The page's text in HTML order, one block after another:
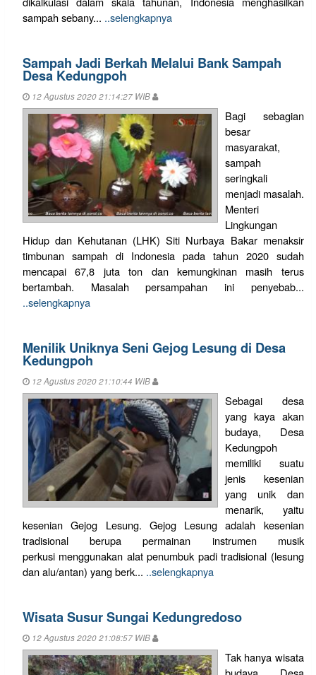
sampah sebany... ..selengkapnya
Sampah Jadi Berkah Melalui Bank Sampah
Desa Kedungpoh
12 Agustus 2020 21:14:27 WIB
Bagi sebagian
besar
masyarakat,
sampah
seringkali
menjadi masalah.
Menteri
Lingkungan
Hidup dan Kehutanan (LHK) Siti Nurbaya Bakar menaksir
timbunan sampah di Indonesia pada tahun 2020 sudah
mencapai 67,8 juta ton dan kemungkinan masih terus
bertambah. Masalah persampahan ini penyebab...
..selengkapnya
Menilik Uniknya Seni Gejog Lesung di Desa
Kedungpoh
12 Agustus 2020 21:10:44 WIB
Sebagai desa
yang kaya akan
budaya, Desa
Kedungpoh
memiliki suatu
jenis kesenian
yang unik dan
menarik, yaitu
kesenian Gejog Lesung. Gejog Lesung adalah kesenian
tradisional berupa permainan instrumen musik
perkusi menggunakan alat penumbuk padi tradisional (lesung
dan alu/antan) yang berk... ..selengkapnya
Wisata Susur Sungai Kedungredoso
12 Agustus 2020 21:08:57 WIB
Tak hanya wisata